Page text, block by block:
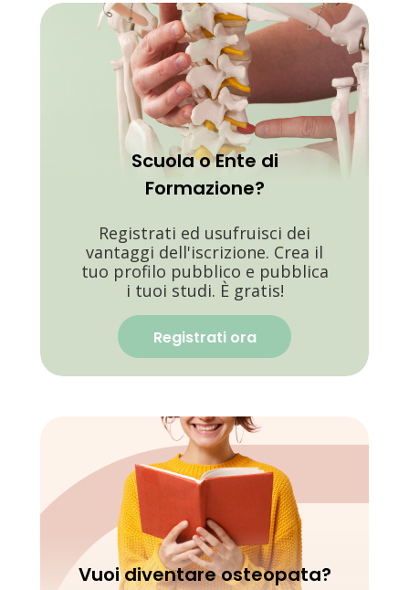
Scuola o Ente di
Formazione?
Registrati ed usufruisci dei
vantaggi dell'iscrizione. Crea il
tuo profilo pubblico e pubblica
i tuoi studi. È gratis!
Registrati ora
Vuoi diventare osteopata?